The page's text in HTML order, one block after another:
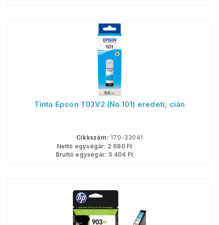
Tinta Epson T03V2 (No.101) eredeti, cián
Cikkszám: 170-33041
Nettó egységár: 2 680Ft
Bruttó egységár: 3 404 Ft